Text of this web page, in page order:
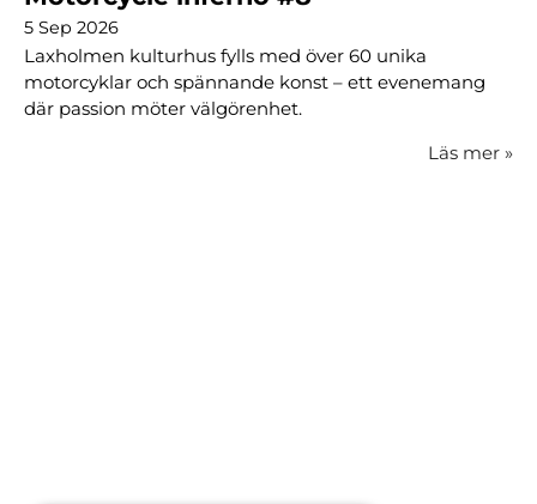
5 Sep 2026
Laxholmen kulturhus fylls med över 60 unika
motorcyklar och spännande konst – ett evenemang
där passion möter välgörenhet.
Läs mer »